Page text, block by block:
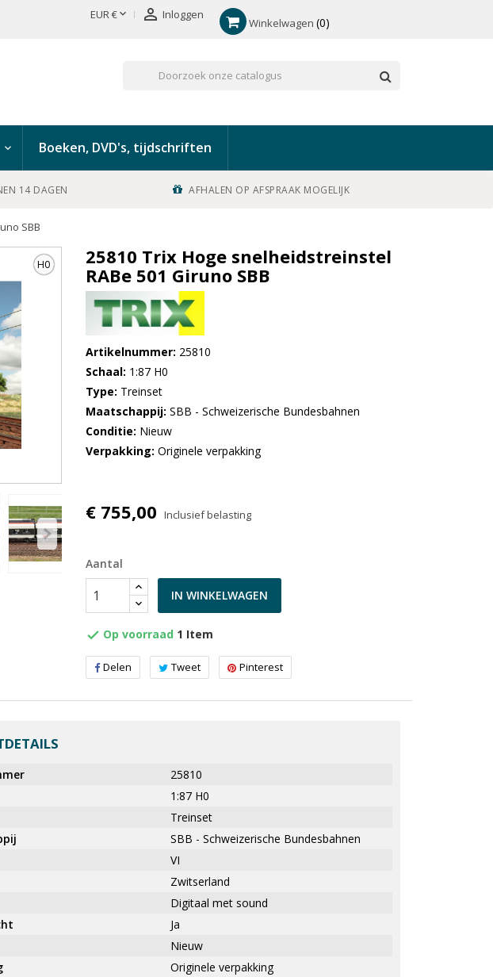
EUR €  Inloggen
Winkelwagen 0
Boeken, DVD's, tijdschriften
14 DAGEN AFHALEN OP AFSPRAAK MOGELIJK
SBB
H0
25810 Trix Hoge snelheidstreinstel
RABe 501 Giruno SBB
Artikelnummer 25810
Schaal 1:87 H0
Type Treinset
Maatschappij SBB - Schweizerische Bundesbahnen
Conditie Nieuw
Verpakking Originele verpakking
€ 755,00 Inclusief belasting
Aantal
IN WINKELWAGEN
 Op voorraad 1 Item
Delen Tweet Pinterest
25810
1:87 H0
Treinset
SBB - Schweizerische Bundesbahnen
VI
Zwitserland
Digitaal met sound
Ja
Nieuw
Originele verpakking